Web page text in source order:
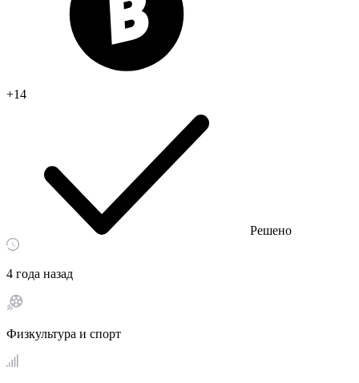
+14
Решено
4 года назад
Физкультура и спорт